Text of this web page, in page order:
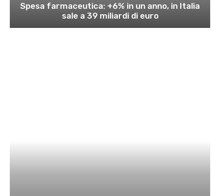
Spesa farmaceutica: +6% in un anno, in Italia
sale a 39 miliardi di euro